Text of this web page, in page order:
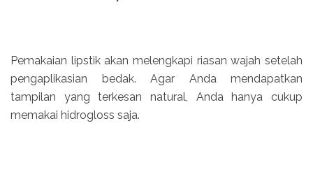
Pemakaian lipstik akan melengkapi riasan wajah setelah
pengaplikasian bedak. Agar Anda mendapatkan
tampilan yang terkesan natural, Anda hanya cukup
memakai hidrogloss saja.